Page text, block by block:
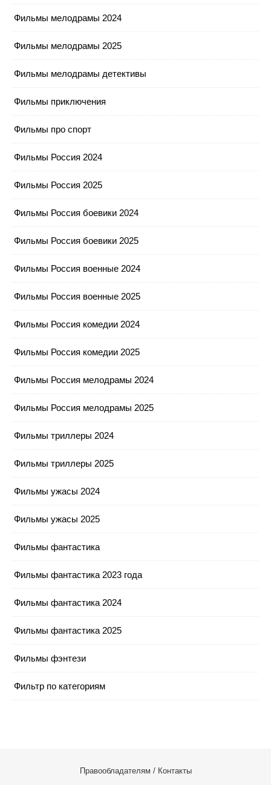
Фильмы мелодрамы 2024
Фильмы мелодрамы 2025
Фильмы мелодрамы детективы
Фильмы приключения
Фильмы про спорт
Фильмы Россия 2024
Фильмы Россия 2025
Фильмы Россия боевики 2024
Фильмы Россия боевики 2025
Фильмы Россия военные 2024
Фильмы Россия военные 2025
Фильмы Россия комедии 2024
Фильмы Россия комедии 2025
Фильмы Россия мелодрамы 2024
Фильмы Россия мелодрамы 2025
Фильмы триллеры 2024
Фильмы триллеры 2025
Фильмы ужасы 2024
Фильмы ужасы 2025
Фильмы фантастика
Фильмы фантастика 2023 года
Фильмы фантастика 2024
Фильмы фантастика 2025
Фильмы фэнтези
Фильтр по категориям
Правообладателям / Контакты